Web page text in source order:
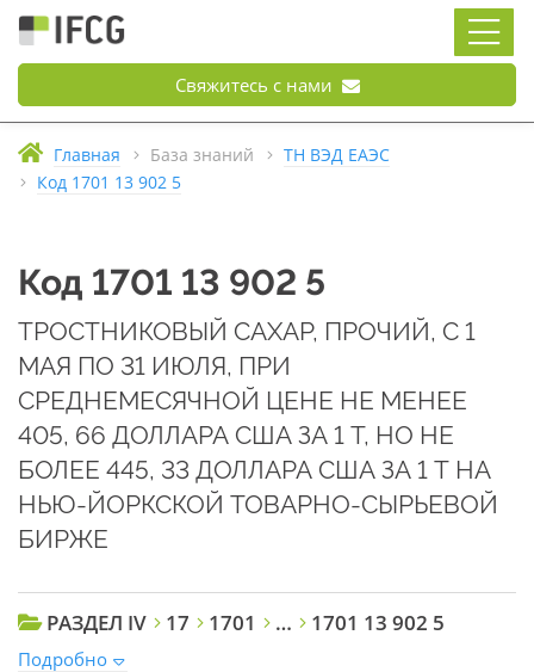
Свяжитесь с нами
Главная База знаний
ТН ВЭД ЕАЭС
Код 1701 13 902 5
Код 1701 13 902 5
ТРОСТНИКОВЫЙ САХАР, ПРОЧИЙ, С 1
МАЯ ПО 31 ИЮЛЯ, ПРИ
СРЕДНЕМЕСЯЧНОЙ ЦЕНЕ НЕ МЕНЕЕ
405, 66 ДОЛЛАРА США ЗА 1 Т, НО НЕ
БОЛЕЕ 445, 33 ДОЛЛАРА США ЗА 1 Т НА
НЬЮ-ЙОРКСКОЙ ТОВАРНО-СЫРЬЕВОЙ
БИРЖЕ
РАЗДЕЛ IV 17 1701 … 1701 13 902 5
Подробно